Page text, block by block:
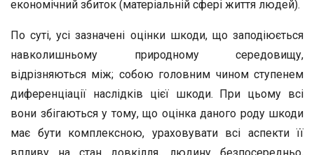
економічний збиток (матеріальній сфері життя людей).
По суті, усі зазначені оцінки шкоди, що заподіюється
навколишньому природному середовищу,
відрізняються між; собою головним чином ступенем
диференціації наслідків цієї шкоди. При цьому всі
вони збігаються у тому, що оцінка даного роду шкоди
має бути комплексною, ураховувати всі аспекти її